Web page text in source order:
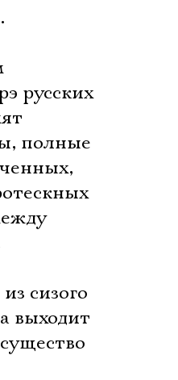
русских
полные
сизого
выходит